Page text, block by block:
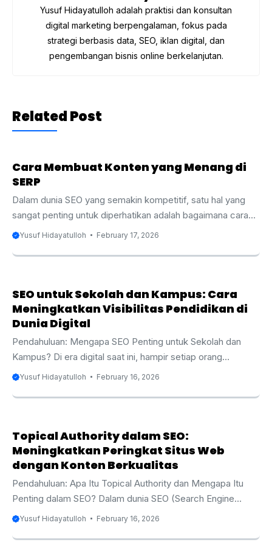
Yusuf Hidayatulloh adalah praktisi dan konsultan
digital marketing berpengalaman, fokus pada
strategi berbasis data, SEO, iklan digital, dan
pengembangan bisnis online berkelanjutan.
Related Post
Cara Membuat Konten yang Menang di
SERP
Dalam dunia SEO yang semakin kompetitif, satu hal yang
sangat penting untuk diperhatikan adalah bagaimana cara
Anda membuat konten yang dapat bersaing dan menang di
pencarian mesin pencari. Konten yang muncul di halaman
peluang lebih besar untuk mendapatkan lebih banyak trafik
organik, yang berpotensi mengarah pada konversi dan
keuntungan bisnis yang lebih besar. Oleh karena itu,
memahami bagaimana membuat konten yang tidak hanya
relevan dan ...
Yusuf Hidayatulloh February 17, 2026
SEO untuk Sekolah dan Kampus: Cara
Meningkatkan Visibilitas Pendidikan di
Dunia Digital
Pendahuluan: Mengapa SEO Penting untuk Sekolah dan
Kampus? Di era digital saat ini, hampir setiap orang
mengandalkan mesin pencari seperti Google untuk mencari
calon mahasiswa yang mencari program studi terbaik atau
kualitas sebuah sekolah, mesin pencari menjadi sumber
utama informasi. Oleh karena itu, Search Engine
Optimization (SEO) adalah salah satu elemen kunci untuk
meningkatkan visibilitas lembaga pendidikan seperti
sekolah dan kampus di dunia maya. Bagi ...
Yusuf Hidayatulloh February 16, 2026
Topical Authority dalam SEO:
Meningkatkan Peringkat Situs Web
dengan Konten Berkualitas
Pendahuluan: Apa Itu Topical Authority dan Mengapa Itu
Penting dalam SEO? Dalam dunia SEO (Search Engine
Optimization), ada berbagai faktor yang memengaruhi
Yusuf Hidayatulloh February 16, 2026